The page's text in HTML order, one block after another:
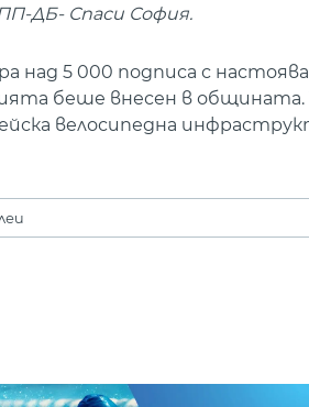
ДБ- Спаси София.
5 000 подписа с
беше внесен в
велосипедна